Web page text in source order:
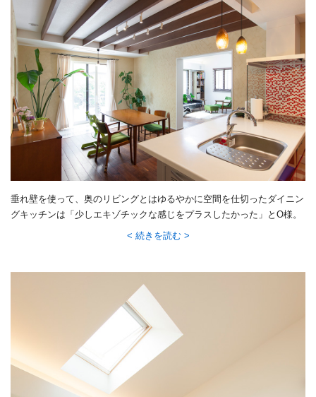
垂れ壁を使って、奥のリビングとはゆるやかに空間を仕切ったダイニン
グキッチンは「少しエキゾチックな感じをプラスしたかった」とO様。
壁の仕上げ材や照明、天井の化粧梁などでぐっと印象を変えています。
続きを読む